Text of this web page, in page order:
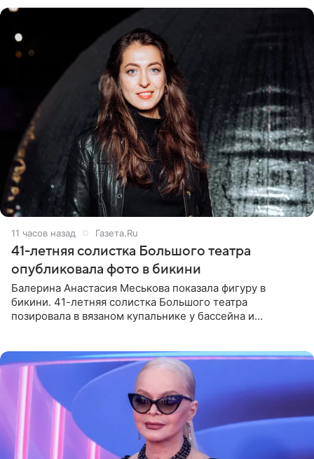
11 часов назад Газета.Ru
41-летняя солистка Большого театра
опубликовала фото в бикини
Балерина Анастасия Меськова показала фигуру в
бикини. 41-летняя солистка Большого театра
позировала в вязаном купальнике у бассейна и